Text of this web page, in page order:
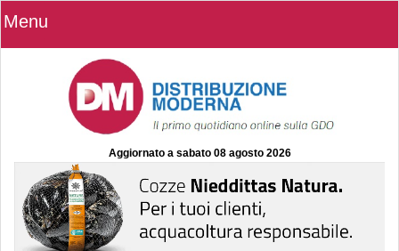
Menu
Aggiornato a sabato 08 agosto 2026